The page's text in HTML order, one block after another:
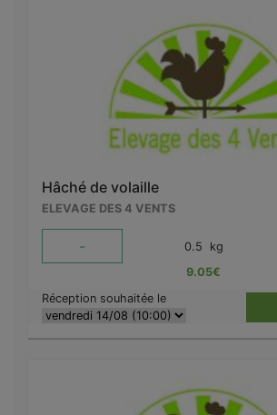
Hâché de volaille
ELEVAGE DES 4 VENTS
- 0.5 kg
9.05€
Réception souhaitée le